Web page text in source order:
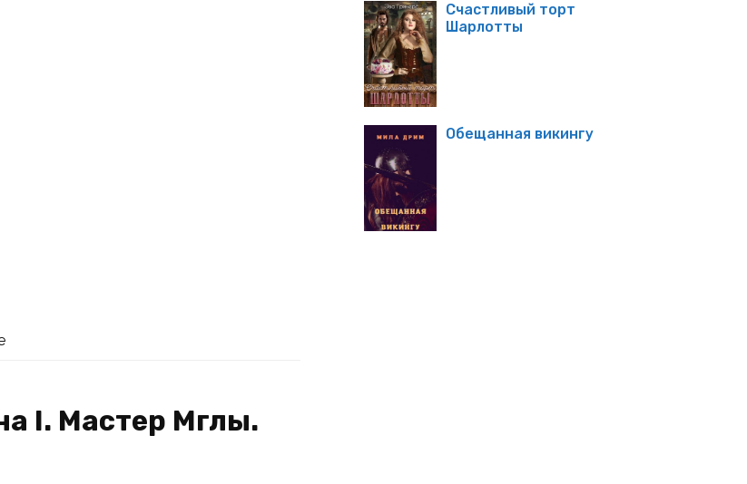
I. Мастер Мглы.
Счастливый торт
Шарлотты
Обещанная викингу